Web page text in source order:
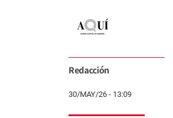
Redacción
30/MAY/26 - 13:09